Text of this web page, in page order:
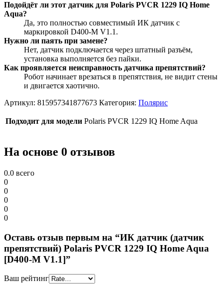
Подойдёт ли этот датчик для Polaris PVCR 1229 IQ Home
Aqua?
Да, это полностью совместимый ИК датчик с
маркировкой D400-M V1.1.
Нужно ли паять при замене?
Нет, датчик подключается через штатный разъём,
установка выполняется без пайки.
Как проявляется неисправность датчика препятствий?
Робот начинает врезаться в препятствия, не видит стены
и двигается хаотично.
Артикул: 815957341877673 Категория: Полярис
Подходит для модели Polaris PVCR 1229 IQ Home Aqua
На основе 0 отзывов
0.0 всего
0
0
0
0
0
Оставь отзыв первым на “ИК датчик (датчик
препятствий) Polaris PVCR 1229 IQ Home Aqua
[D400-M V1.1]”
Ваш рейтинг